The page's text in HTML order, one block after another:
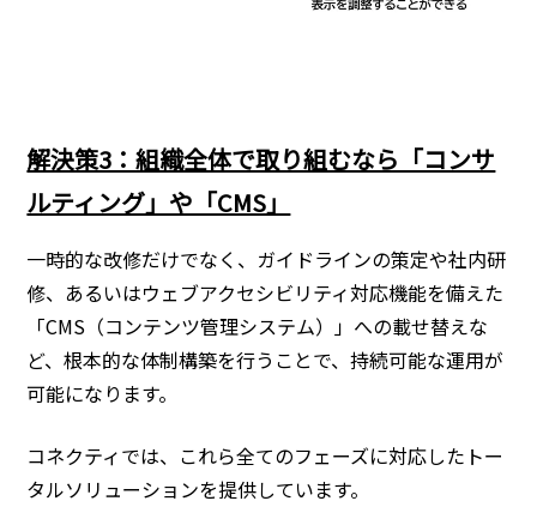
解決策3：組織全体で取り組むなら「コンサ
ルティング」や「CMS」
一時的な改修だけでなく、ガイドラインの策定や社内研
修、あるいはウェブアクセシビリティ対応機能を備えた
「CMS（コンテンツ管理システム）」への載せ替えな
ど、根本的な体制構築を行うことで、持続可能な運用が
可能になります。
コネクティでは、これら全てのフェーズに対応したトー
タルソリューションを提供しています。